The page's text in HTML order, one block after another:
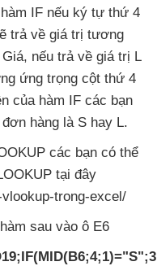
IF nếu ký tự thứ 4
trả về giá trị tương
, nếu trả về giá trị L
ứng trọng cột thứ 4
của hàm IF các bạn
hàng là S hay L.
các bạn có thể
tại đây
trong-excel/
sau vào ô E6